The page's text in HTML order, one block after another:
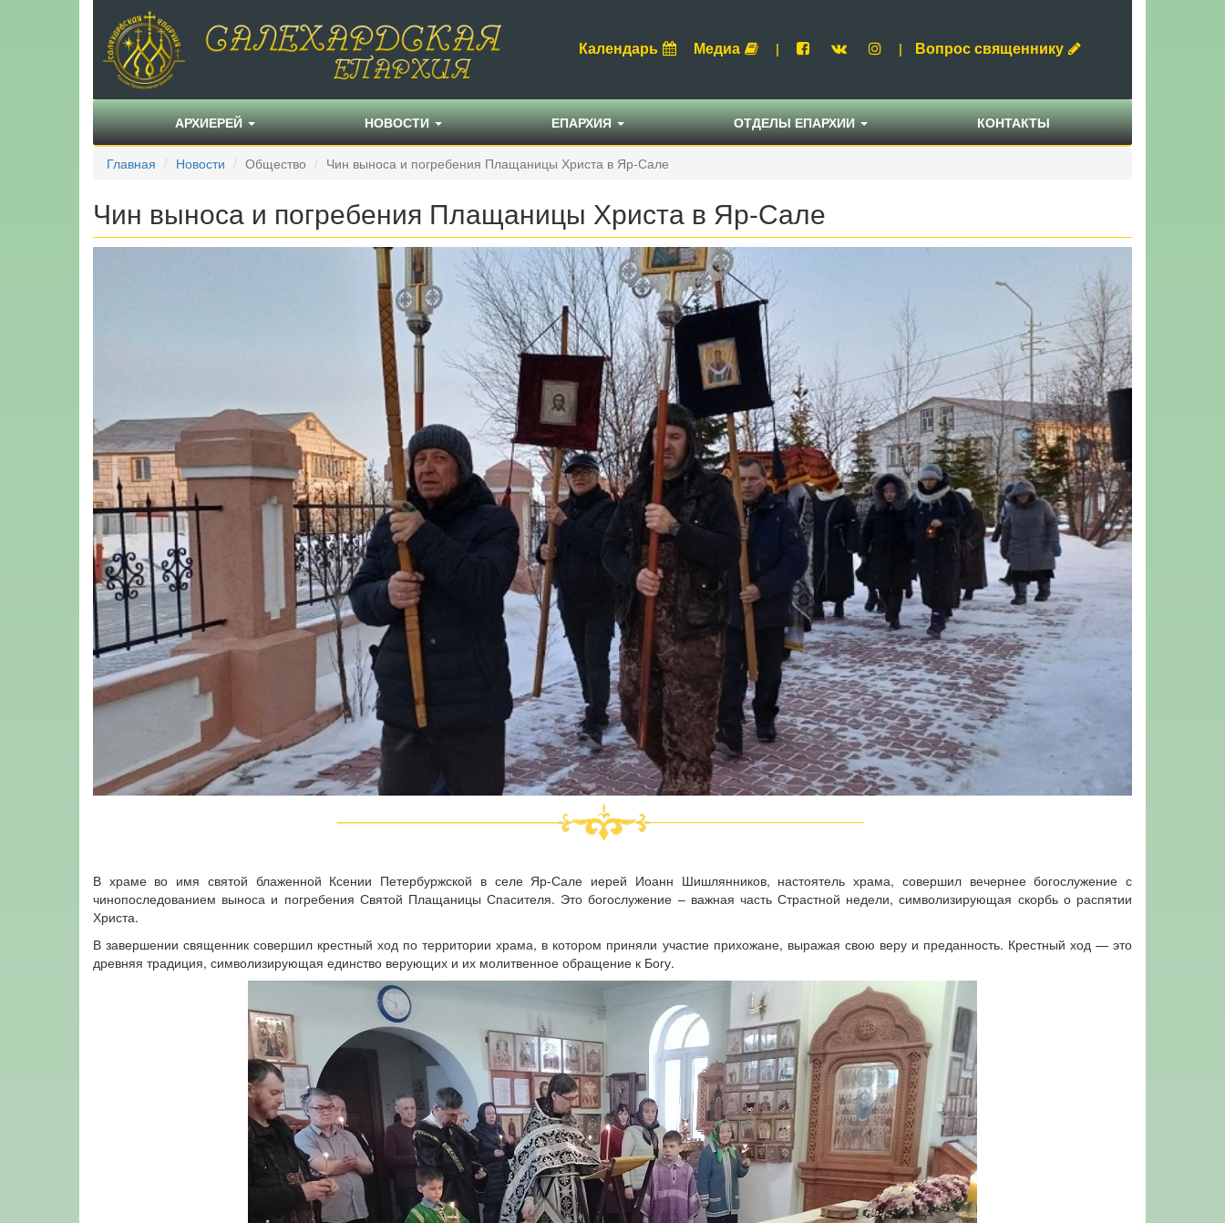
Календарь Медиа | | Вопрос священнику
АРХИЕРЕЙ НОВОСТИ ЕПАРХИЯ ОТДЕЛЫ ЕПАРХИИ КОНТАКТЫ
Главная Новости Общество Чин выноса и погребения Плащаницы Христа в Яр-Сале
Чин выноса и погребения Плащаницы Христа в Яр-Сале
В храме во имя святой блаженной Ксении Петербуржской в селе Яр-Сале иерей Иоанн Шишлянников, настоятель храма, совершил вечернее богослужение с
чинопоследованием выноса и погребения Святой Плащаницы Спасителя. Это богослужение – важная часть Страстной недели, символизирующая скорбь о распятии
Христа.
В завершении священник совершил крестный ход по территории храма, в котором приняли участие прихожане, выражая свою веру и преданность. Крестный ход — это
древняя традиция, символизирующая единство верующих и их молитвенное обращение к Богу.